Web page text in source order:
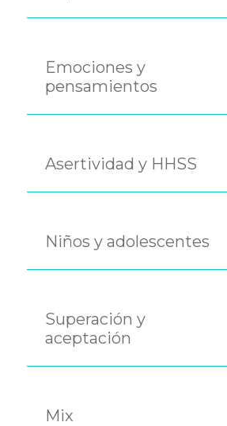
Emociones y
pensamientos
Asertividad y HHSS
Niños y adolescentes
Superación y
aceptación
Mix